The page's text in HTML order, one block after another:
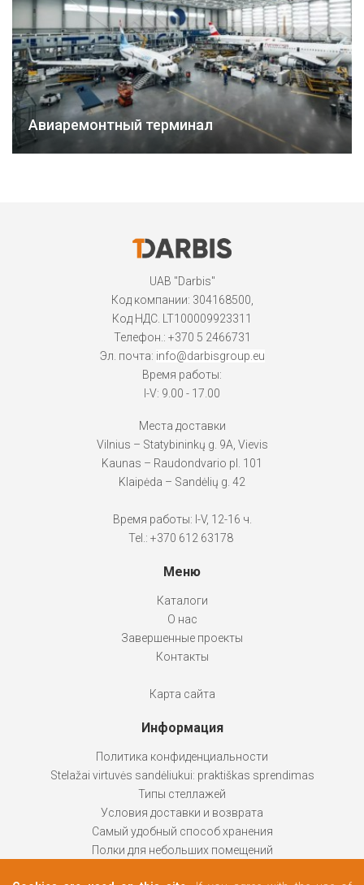
Авиаремонтный терминал
UAB "Darbis"
Код компании: 304168500,
Код НДС. LT100009923311
Телефон.: +370 5 2466731
Эл. почта: info@darbisgroup.eu
Время работы:
I-V: 9.00 - 17.00
Места доставки
Vilnius – Statybininkų g. 9A, Vievis
Kaunas – Raudondvario pl. 101
Klaipėda – Sandėlių g. 42
Время работы: I-V, 12-16 ч.
Tel.: +370 612 63178
Меню
Каталоги
О нас
Завершенные проекты
Контакты
Карта сайта
Информация
Политика конфиденциальности
Stelažai virtuvės sandėliukui: praktiškas sprendimas
Типы стеллажей
Условия доставки и возврата
Самый удобный способ хранения
Полки для небольших помещений